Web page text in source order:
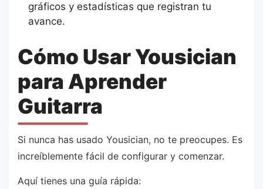
gráficos y estadísticas que registran tu
avance.
Cómo Usar Yousician
para Aprender
Guitarra
Si nunca has usado Yousician, no te preocupes. Es
increíblemente fácil de configurar y comenzar.
Aquí tienes una guía rápida: